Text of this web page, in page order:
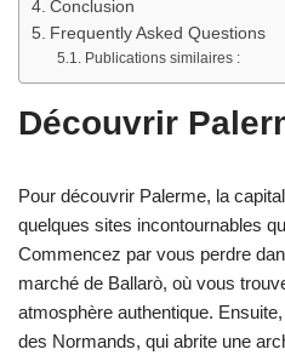
Conclusion
Frequently Asked Questions
Publications similaires :
Découvrir
Pour découvrir Palerme, la
quelques sites incontournables
Commencez par vous perdre
marché de Ballarò, où vous
atmosphère authentique.
des Normands, qui abrite une